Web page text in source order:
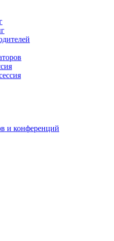
и конференций